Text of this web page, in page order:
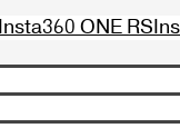
Insta360 ONE RS